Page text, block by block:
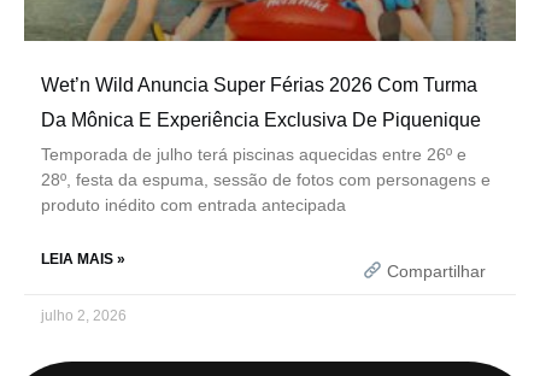
Wet’n Wild Anuncia Super Férias 2026 Com Turma
Da Mônica E Experiência Exclusiva De Piquenique
Temporada de julho terá piscinas aquecidas entre 26º e
28º, festa da espuma, sessão de fotos com personagens e
produto inédito com entrada antecipada
LEIA MAIS »
Compartilhar
julho 2, 2026